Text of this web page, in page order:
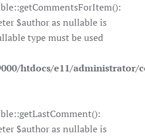
$author as nullable is
type must be used
htdocs/e11/
$author as nullable is